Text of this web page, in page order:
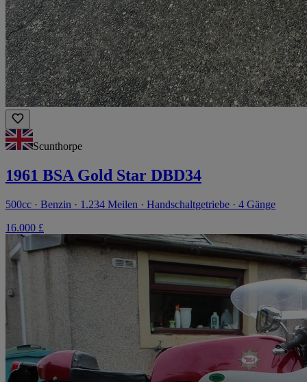
Scunthorpe
1961 BSA Gold Star DBD34
500cc · Benzin · 1.234 Meilen · Handschaltgetriebe · 4 Gänge
16.000 £